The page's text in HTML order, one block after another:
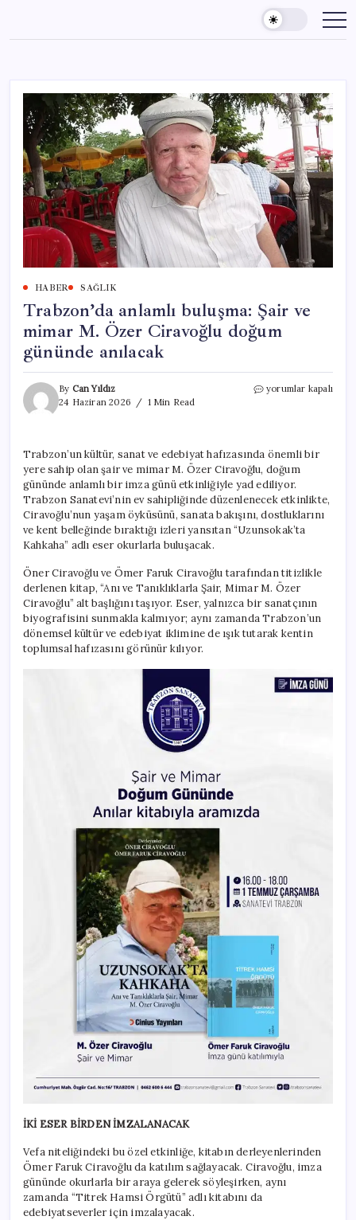
content
HABER SAĞLIK
Trabzon’da anlamlı buluşma: Şair ve
mimar M. Özer Ciravoğlu doğum
gününde anılacak
By Can Yıldız
24 Haziran 2026
1 Min Read
Trabzon’da
mimar
M.
Özer
Ciravoğlu
doğum
gününde
anılacak
yorumlar kapalı
Trabzon’un kültür, sanat ve edebiyat hafızasında önemli bir
yere sahip olan şair ve mimar M. Özer Ciravoğlu, doğum
gününde anlamlı bir imza günü etkinliğiyle yad ediliyor.
Trabzon Sanatevi’nin ev sahipliğinde düzenlenecek etkinlikte,
Ciravoğlu’nun yaşam öyküsünü, sanata bakışını, dostluklarını
ve kent belleğinde bıraktığı izleri yansıtan “Uzunsokak’ta
Kahkaha” adlı eser okurlarla buluşacak.
Öner Ciravoğlu ve Ömer Faruk Ciravoğlu tarafından titizlikle
derlenen kitap, “Anı ve Tanıklıklarla Şair, Mimar M. Özer
Ciravoğlu” alt başlığını taşıyor. Eser, yalnızca bir sanatçının
biyografisini sunmakla kalmıyor; aynı zamanda Trabzon’un
dönemsel kültür ve edebiyat iklimine de ışık tutarak kentin
toplumsal hafızasını görünür kılıyor.
İKİ ESER BİRDEN İMZALANACAK
Vefa niteliğindeki bu özel etkinliğe, kitabın derleyenlerinden
Ömer Faruk Ciravoğlu da katılım sağlayacak. Ciravoğlu, imza
gününde okurlarla bir araya gelerek söyleşirken, aynı
zamanda “Titrek Hamsi Örgütü” adlı kitabını da
edebiyatseverler için imzalayacak.